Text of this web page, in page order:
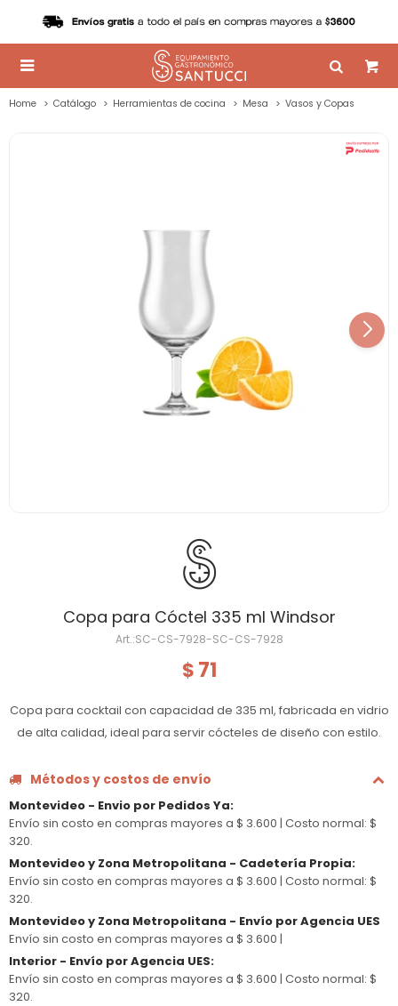

Home Catálogo Herramientas de cocina Mesa Vasos y Copas
Copa para Cóctel 335 ml Windsor
SC-CS-7928-SC-CS-7928
$ 71
Copa para cocktail con capacidad de 335 ml, fabricada en vidrio
de alta calidad, ideal para servir cócteles de diseño con estilo.
Métodos y costos de envío
Montevideo - Envio por Pedidos Ya:
Envío sin costo en compras mayores a $ 3.600 | Costo normal: $
320.
Montevideo y Zona Metropolitana - Cadetería Propia:
Envío sin costo en compras mayores a $ 3.600 | Costo normal: $
320.
Montevideo y Zona Metropolitana - Envío por Agencia UES
Envío sin costo en compras mayores a $ 3.600 |
Interior - Envío por Agencia UES:
Envío sin costo en compras mayores a $ 3.600 | Costo normal: $
320.